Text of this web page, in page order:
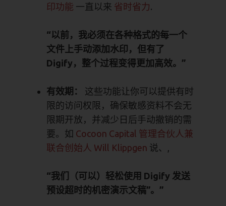
印功能 一直以来 省时省力 .
“以前，我必须在各种格式的每一个
文件上手动添加水印，但有了
Digify，整个过程变得更加高效。”
有效期：
这些功能让你可以提供有时
限的访问权限，确保敏感资料不会无
限期开放，并减少日后手动撤销的需
要。如 Cocoon Capital 管理合伙人兼
联合创始人 Will Klippgen 说、,
“我们（可以）轻松使用 Digify 发送
预设超时的机密演示文稿”。”